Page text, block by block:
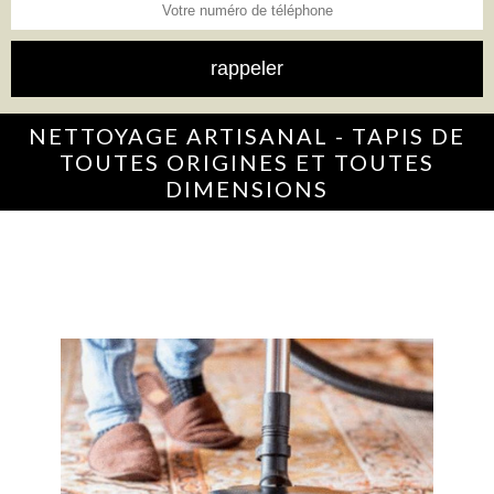
NETTOYAGE ARTISANAL - TAPIS DE
TOUTES ORIGINES ET TOUTES
DIMENSIONS